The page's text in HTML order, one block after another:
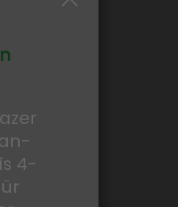
den
4-